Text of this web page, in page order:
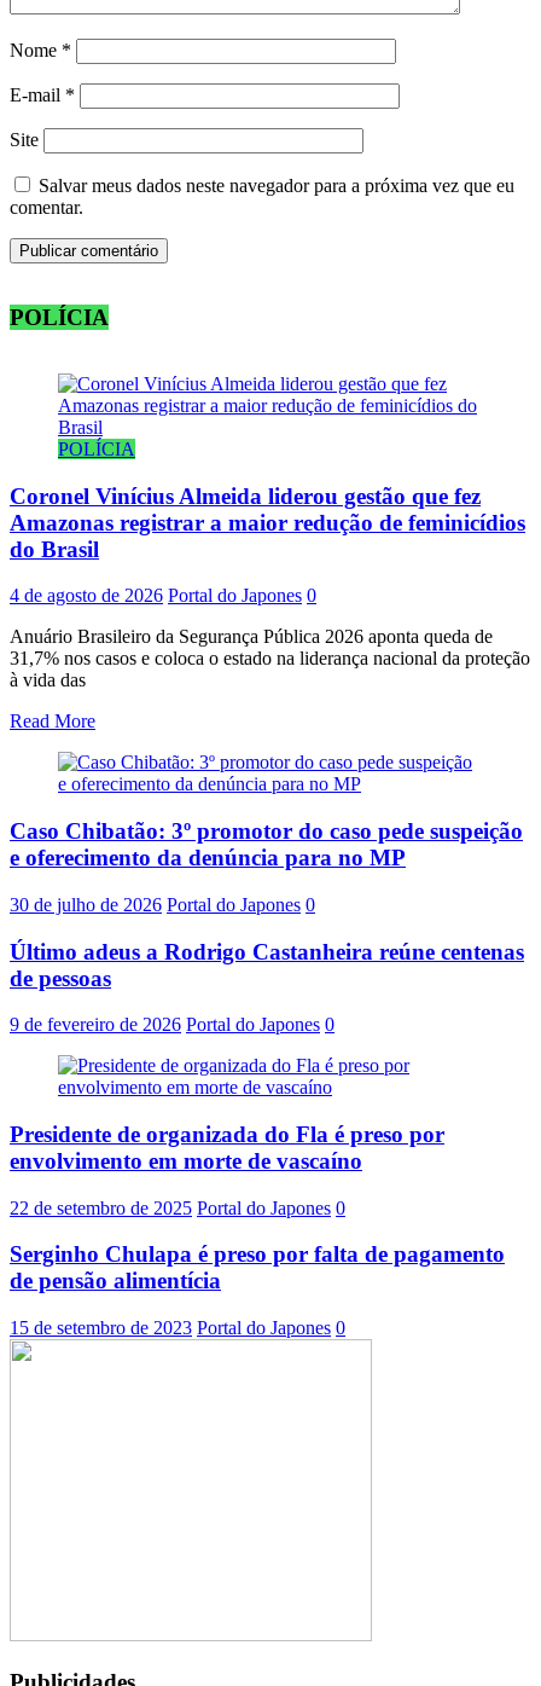
Nome *
E-mail *
Site
Salvar meus dados neste navegador para a próxima vez que eu
comentar.
POLÍCIA
POLÍCIA
Coronel Vinícius Almeida liderou gestão que fez
Amazonas registrar a maior redução de feminicídios
do Brasil
4 de agosto de 2026 Portal do Japones 0
Anuário Brasileiro da Segurança Pública 2026 aponta queda de
31,7% nos casos e coloca o estado na liderança nacional da proteção
à vida das
Read More
Caso Chibatão: 3º promotor do caso pede suspeição
e oferecimento da denúncia para no MP
30 de julho de 2026 Portal do Japones 0
Último adeus a Rodrigo Castanheira reúne centenas
de pessoas
9 de fevereiro de 2026 Portal do Japones 0
Presidente de organizada do Fla é preso por
envolvimento em morte de vascaíno
22 de setembro de 2025 Portal do Japones 0
Serginho Chulapa é preso por falta de pagamento
de pensão alimentícia
15 de setembro de 2023 Portal do Japones 0